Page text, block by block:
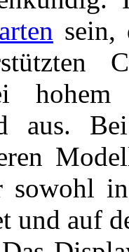
sein,
aus.
sowohl
und auf